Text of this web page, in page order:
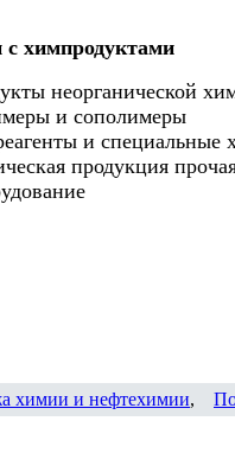
химпродуктами
неорганической
и сополимеры
и специальные
продукция
химии и нефтехимии,